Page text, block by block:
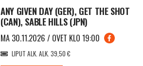
ANY GIVEN DAY (GER), GET THE SHOT
(CAN), SABLE HILLS (JPN)
MA 30.11.2026 / OVET KLO 19:00
LIPUT ALK. ALK. 39,50 €